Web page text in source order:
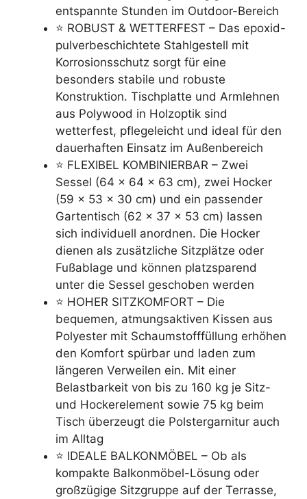
entspannte Stunden im Outdoor-Bereich
⭐ ROBUST & WETTERFEST – Das epoxid-
pulverbeschichtete Stahlgestell mit
Korrosionsschutz sorgt für eine
besonders stabile und robuste
Konstruktion. Tischplatte und Armlehnen
aus Polywood in Holzoptik sind
wetterfest, pflegeleicht und ideal für den
dauerhaften Einsatz im Außenbereich
⭐ FLEXIBEL KOMBINIERBAR – Zwei
Sessel (64 × 64 × 63 cm), zwei Hocker
(59 × 53 × 30 cm) und ein passender
Gartentisch (62 × 37 × 53 cm) lassen
sich individuell anordnen. Die Hocker
dienen als zusätzliche Sitzplätze oder
Fußablage und können platzsparend
unter die Sessel geschoben werden
⭐ HOHER SITZKOMFORT – Die
bequemen, atmungsaktiven Kissen aus
Polyester mit Schaumstofffüllung erhöhen
den Komfort spürbar und laden zum
längeren Verweilen ein. Mit einer
Belastbarkeit von bis zu 160 kg je Sitz-
und Hockerelement sowie 75 kg beim
Tisch überzeugt die Polstergarnitur auch
im Alltag
⭐ IDEALE BALKONMÖBEL – Ob als
kompakte Balkonmöbel-Lösung oder
großzügige Sitzgruppe auf der Terrasse,